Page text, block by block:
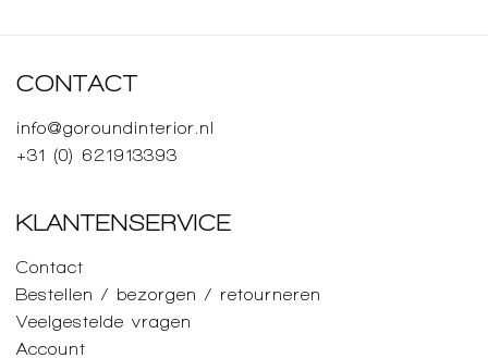
CONTACT
info@goroundinterior.nl
+31 (0) 621913393
KLANTENSERVICE
Contact
Bestellen / bezorgen / retourneren
Veelgestelde vragen
Account